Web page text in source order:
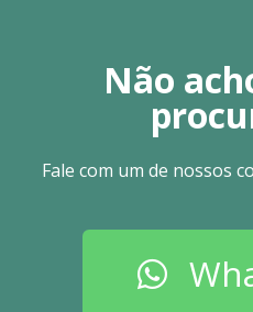
Não
Fale com um de nossos